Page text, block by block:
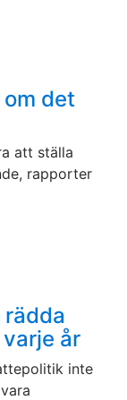
det
att ställa
rapporter
år
inte